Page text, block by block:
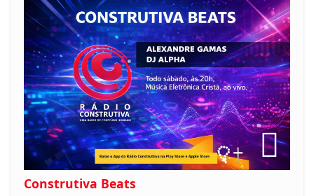
Construtiva Beats